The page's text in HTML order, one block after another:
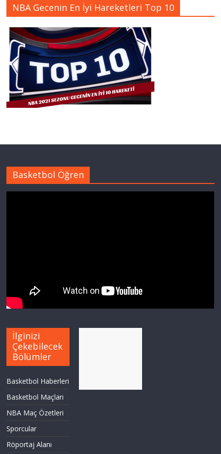
NBA Gecenin En İyi Hareketleri Top 10
Basketbol Öğren
İlginizi
Çekebilecek
Bölümler
Basketbol Haberleri
Basketbol Maçları
NBA Maç Özetleri
Sporcular
Röportaj Alanı